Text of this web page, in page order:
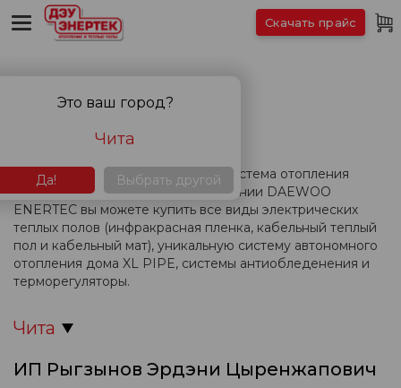
КОНТАКТЫ
Вас интересует теплый пол или система отопления
дома? В представительстве компании DAEWOO
ENERTEC вы можете купить все виды электрических
теплых полов (инфракрасная пленка, кабельный теплый
пол и кабельный мат), уникальную систему автономного
отопления дома XL PIPE, системы антиобледенения и
терморегуляторы.
Чита
ИП Рыгзынов Эрдэни Цыренжапович
Скачать прайс
Это ваш город?
Чита
Да! Выбрать другой